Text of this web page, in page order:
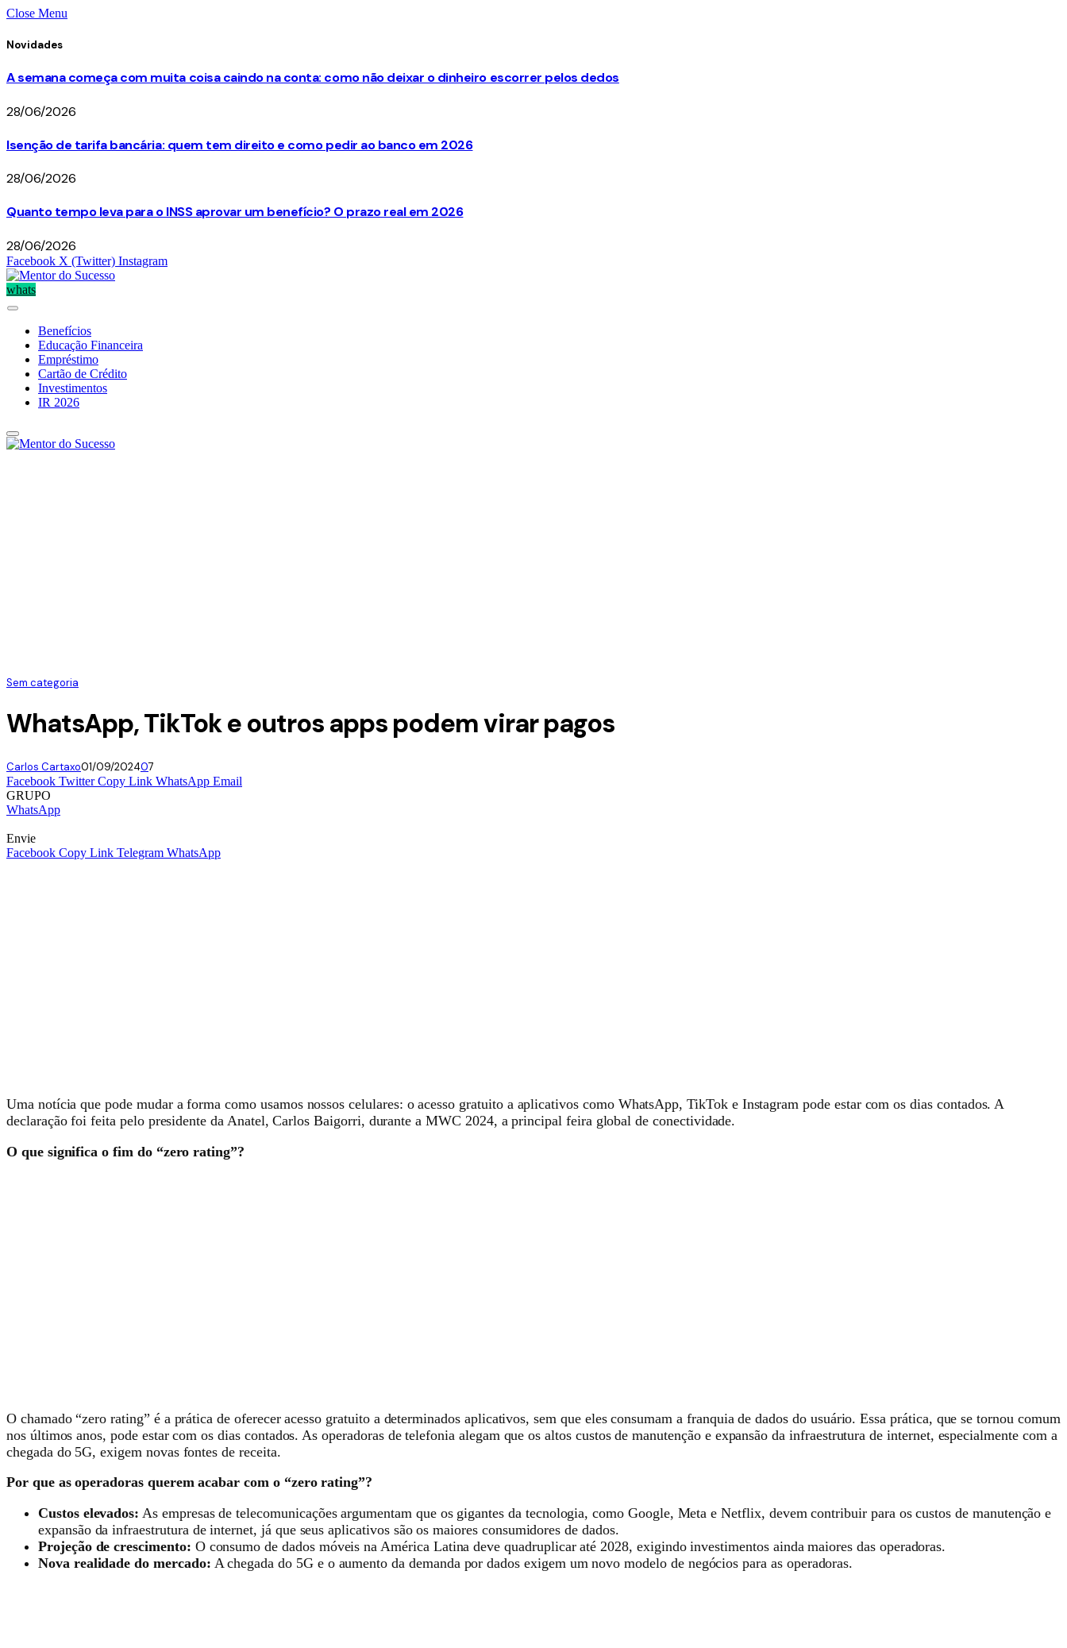
Close Menu
Novidades
A semana começa com muita coisa caindo na conta: como não deixar o dinheiro escorrer pelos dedos
28/06/2026
Isenção de tarifa bancária: quem tem direito e como pedir ao banco em 2026
28/06/2026
Quanto tempo leva para o INSS aprovar um benefício? O prazo real em 2026
28/06/2026
Facebook X (Twitter) Instagram
whats
Benefícios
Educação Financeira
Empréstimo
Cartão de Crédito
Investimentos
IR 2026
Sem categoria
WhatsApp, TikTok e outros apps podem virar pagos
Carlos Cartaxo01/09/202407
Facebook Twitter Copy Link WhatsApp Email
GRUPO
WhatsApp
Envie
Facebook Copy Link Telegram WhatsApp
Uma notícia que pode mudar a forma como usamos nossos celulares: o acesso gratuito a aplicativos como WhatsApp, TikTok e Instagram pode estar com os dias contados. A
declaração foi feita pelo presidente da Anatel, Carlos Baigorri, durante a MWC 2024, a principal feira global de conectividade.
O que significa o fim do “zero rating”?
O chamado “zero rating” é a prática de oferecer acesso gratuito a determinados aplicativos, sem que eles consumam a franquia de dados do usuário. Essa prática, que se tornou comum
nos últimos anos, pode estar com os dias contados. As operadoras de telefonia alegam que os altos custos de manutenção e expansão da infraestrutura de internet, especialmente com a
chegada do 5G, exigem novas fontes de receita.
Por que as operadoras querem acabar com o “zero rating”?
Custos elevados: As empresas de telecomunicações argumentam que os gigantes da tecnologia, como Google, Meta e Netflix, devem contribuir para os custos de manutenção e
expansão da infraestrutura de internet, já que seus aplicativos são os maiores consumidores de dados.
Projeção de crescimento: O consumo de dados móveis na América Latina deve quadruplicar até 2028, exigindo investimentos ainda maiores das operadoras.
Nova realidade do mercado: A chegada do 5G e o aumento da demanda por dados exigem um novo modelo de negócios para as operadoras.